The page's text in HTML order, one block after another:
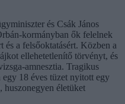
és Csák János
kormányban ők felelnek
és a felsőoktatásért. Közben a
ellehetetlenítő törvényt, és
amnesztia. Tragikus
egy 18 éves tüzet nyitott egy
huszonegyen életüket